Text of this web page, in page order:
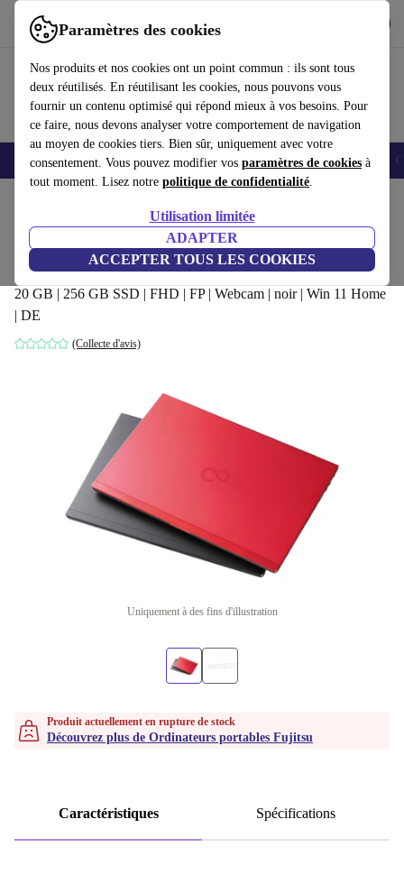
Paramètres des cookies
Nos produits et nos cookies ont un point commun : ils sont tous
deux réutilisés. En réutilisant les cookies, nous pouvons vous
fournir un contenu optimisé qui répond mieux à vos besoins. Pour
ce faire, nous devons analyser votre comportement de navigation
au moyen de cookies tiers. Bien sûr, uniquement avec votre
consentement. Vous pouvez modifier vos paramètres de cookies à
tout moment. Lisez notre politique de confidentialité.
Utilisation limitée
ADAPTER
ACCEPTER TOUS LES COOKIES
Utilisez refurbed rapidement et facilement
Smartphones Laptops Tablettes Montres connectées Accessoires
Fujitsu Lifebook U938 | i5-8350U | 13.3-
pouces
20 GB | 256 GB SSD | FHD | FP | Webcam | noir | Win 11 Home
| DE
(Collecte d'avis)
Uniquement à des fins d'illustration
Produit actuellement en rupture de stock
Découvrez plus de Ordinateurs portables Fujitsu
Caractéristiques Spécifications